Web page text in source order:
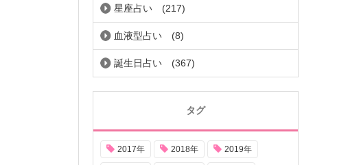
星座占い (217)
血液型占い (8)
誕生日占い (367)
タグ
2017年 2018年 2019年